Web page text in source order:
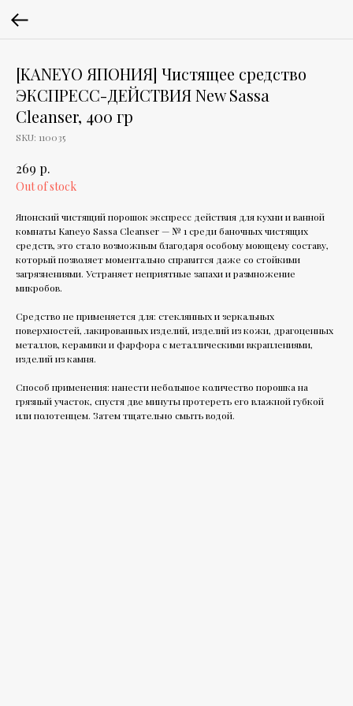
[KANEYO ЯПОНИЯ] Чистящее средство
ЭКСПРЕСС-ДЕЙСТВИЯ New Sassa
Cleanser, 400 гр
SKU: 110035
269 р.
Out of stock
Японский чистящий порошок экспресс действия для кухни и ванной
комнаты Kaneyo Sassa Cleanser — № 1 среди баночных чистящих
средств, это стало возможным благодаря особому моющему составу,
который позволяет моментально справится даже со стойкими
загрязнениями. Устраняет неприятные запахи и размножение
микробов.
Средство не применяется для: стеклянных и зеркальных
поверхностей, лакированных изделий, изделий из кожи, драгоценных
металлов, керамики и фарфора с металлическими вкраплениями,
изделий из камня.
Способ применения: нанести небольшое количество порошка на
грязный участок, спустя две минуты протереть его влажной губкой
или полотенцем. Затем тщательно смыть водой.